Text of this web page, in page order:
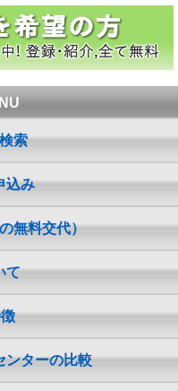
索
込み
無料交代）
て
ンターの比較